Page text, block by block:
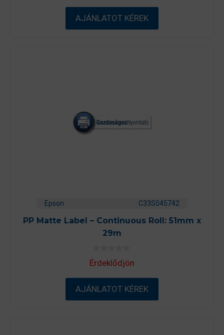
5
-
b
ő
AJÁNLATOT KÉREK
Epson C33S045742
PP Matte Label – Continuous Roll: 51mm x
29m
0
a
5
-
b
ő
Érdeklődjön
AJÁNLATOT KÉREK